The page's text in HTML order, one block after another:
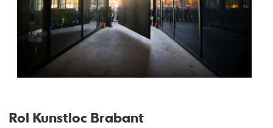
Rol Kunstloc Brabant